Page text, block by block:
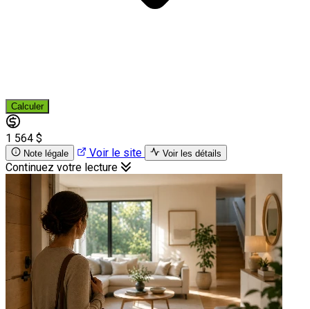
Calculer
1 564 $
Note légale Voir le site Voir les détails
Continuez votre lecture